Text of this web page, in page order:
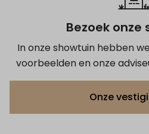
Bezoek onze
In onze showtuin hebben
voorbeelden en onze
Onze